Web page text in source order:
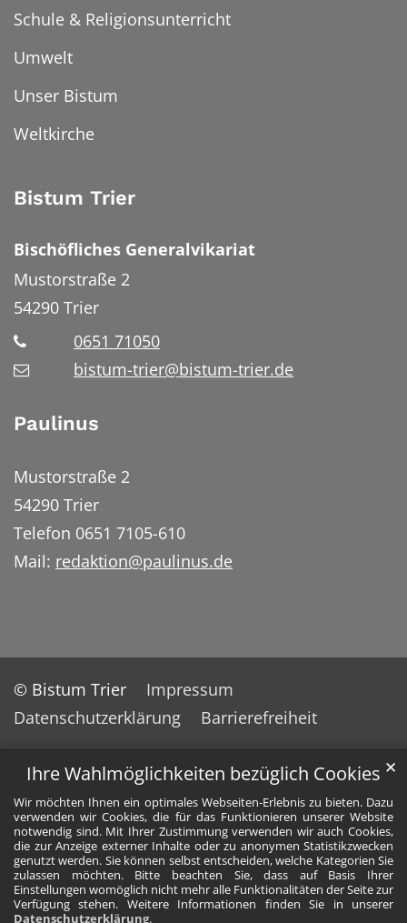
Ihre Wahlmöglichkeiten bezüglich Cookies
Wir möchten Ihnen ein optimales Webseiten-Erlebnis zu bieten. Dazu
verwenden wir Cookies, die für das Funktionieren unserer Website
notwendig sind. Mit Ihrer Zustimmung verwenden wir auch Cookies,
die zur Anzeige externer Inhalte oder zu anonymen Statistikzwecken
genutzt werden. Sie können selbst entscheiden, welche Kategorien Sie
zulassen möchten. Bitte beachten Sie, dass auf Basis Ihrer
Einstellungen womöglich nicht mehr alle Funktionalitäten der Seite zur
Verfügung stehen. Weitere Informationen finden Sie in unserer
Datenschutzerklärung.
✕
Schule & Religionsunterricht
Umwelt
Unser Bistum
Weltkirche
Bistum Trier
Bischöfliches Generalvikariat
Mustorstraße 2
54290 Trier
0651 71050
bistum-trier@bistum-trier.de
Paulinus
Mustorstraße 2
54290 Trier
Telefon 0651 7105-610
Mail: redaktion@paulinus.de
© Bistum Trier
Impressum
Datenschutzerklärung
Barrierefreiheit